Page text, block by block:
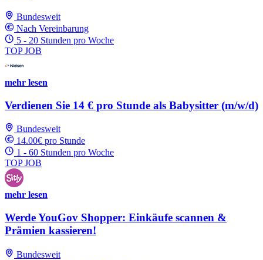
Bundesweit
Nach Vereinbarung
5 - 20 Stunden pro Woche
TOP JOB
mehr lesen
Verdienen Sie 14 € pro Stunde als Babysitter (m/w/d)
Bundesweit
14.00€ pro Stunde
1 - 60 Stunden pro Woche
TOP JOB
mehr lesen
Werde YouGov Shopper: Einkäufe scannen &
Prämien kassieren!
Bundesweit